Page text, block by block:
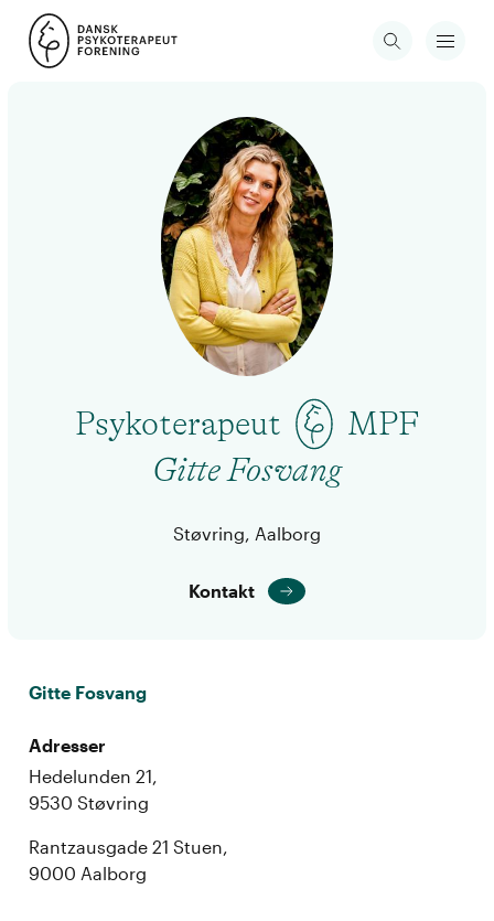
Psykoterapeut
MPF
Gitte Fosvang
Støvring, Aalborg
Kontakt
Gitte Fosvang
Adresser
Hedelunden 21,
9530 Støvring
Rantzausgade 21 Stuen,
9000 Aalborg